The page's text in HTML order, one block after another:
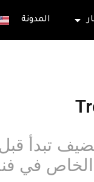
المدونة
تبدأ
الخاص في